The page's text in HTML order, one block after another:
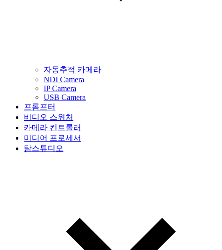
자동추적 카메라
NDI Camera
IP Camera
USB Camera
프롬프터
비디오 스위처
카메라 컨트롤러
미디어 프로세서
탐스튜디오